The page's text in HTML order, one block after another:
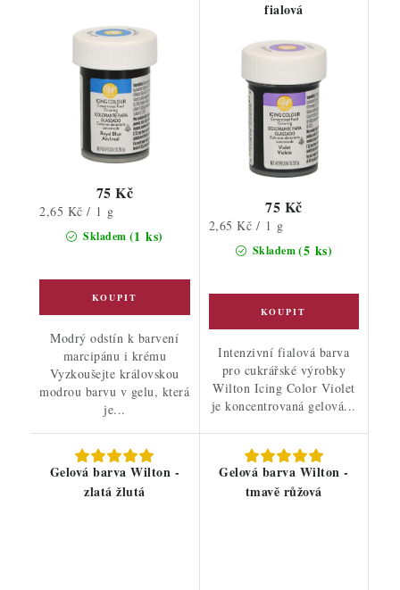
Skladem (1 ks)
75 Kč
Měrná
2,65 Kč / 1 g
Modrý odstín k barvení
marcipánu i krému
Vyzkoušejte královskou
modrou barvu v gelu, která
je...
fialová
Skladem(5 ks)
75 Kč
Měrná
2,65 Kč / 1 g
Intenzivní fialová barva
pro cukrářské výrobky
Wilton Icing Color Violet
je koncentrovaná gelová...
Gelová barva Wilton -
zlatá žlutá
Gelová barva Wilton -
tmavě růžová